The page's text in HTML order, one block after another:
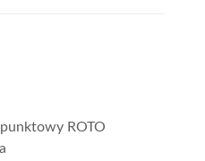
ROTO